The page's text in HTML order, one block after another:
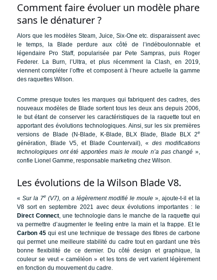
Comment faire évoluer un modèle phare
sans le dénaturer ?
Alors que les modèles Steam, Juice, Six-One etc. disparaissent avec
le temps, la Blade perdure aux côté de l’indéboulonnable et
légendaire Pro Staff, popularisée par Pete Sampras, puis Roger
Federer. La Burn, l’Ultra, et plus récemment la Clash, en 2019,
viennent compléter l’offre et composent à l’heure actuelle la gamme
des raquettes Wilson.
Comme presque toutes les marques qui fabriquent des cadres, des
nouveaux modèles de Blade sortent tous les deux ans depuis 2006,
le but étant de conserver les caractéristiques de la raquette tout en
apportant des évolutions technologiques. Ainsi, sur les six premières
versions de Blade (N-Blade, K-Blade, BLX Blade, Blade BLX 2e
génération, Blade V5, et Blade Countervail), «des modifications
technologiques ont été apportées mais le moule n’a pas changé »,
confie Lionel Gamme, responsable marketing chez Wilson.
Les évolutions de la Wilson Blade V8.
« Sur la 7e (V7), on a légèrement modifié le moule », ajoute-t-il et la
V8 sort en septembre 2021 avec deux évolutions importantes : le
Direct Connect , une technologie dans le manche de la raquette qui
va permettre d’augmenter le feeling entre la main et la frappe. Et le
Carbon 45 qui est une technique de tressage des fibres de carbone
qui permet une meilleure stabilité du cadre tout en gardant une très
bonne flexibilité de ce dernier. Du côté design et graphique, la
couleur se veut « caméléon » et les tons de vert varient légèrement
en fonction du mouvement du cadre.